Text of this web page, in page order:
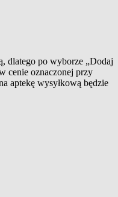
dlatego po wyborze „Dodaj
cenie oznaczonej przy
aptekę wysyłkową będzie